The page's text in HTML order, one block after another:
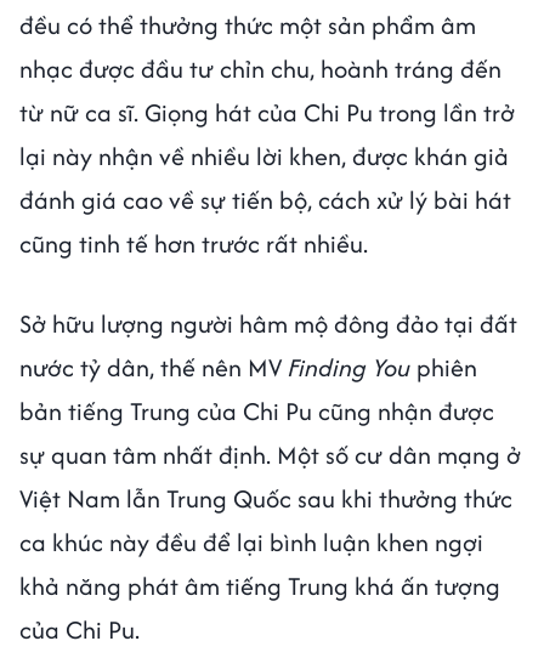
đều có thể thưởng thức một sản phẩm âm
nhạc được đầu tư chỉn chu, hoành tráng đến
từ nữ ca sĩ. Giọng hát của Chi Pu trong lần trở
lại này nhận về nhiều lời khen, được khán giả
đánh giá cao về sự tiến bộ, cách xử lý bài hát
cũng tinh tế hơn trước rất nhiều.
Sở hữu lượng người hâm mộ đông đảo tại đất
nước tỷ dân, thế nên MV Finding You phiên
bản tiếng Trung của Chi Pu cũng nhận được
sự quan tâm nhất định. Một số cư dân mạng ở
Việt Nam lẫn Trung Quốc sau khi thưởng thức
ca khúc này đều để lại bình luận khen ngợi
khả năng phát âm tiếng Trung khá ấn tượng
của Chi Pu.